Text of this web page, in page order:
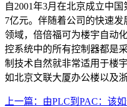
自2001年3月在北京成立中
7亿元。伴随着公司的快速
领域，倍倍福可为楼宇自动
控系统中的所有控制器都是
制技术自然就非常适用于楼
如北京文联大厦办公楼以及
上一篇：由PLC到PAC：该